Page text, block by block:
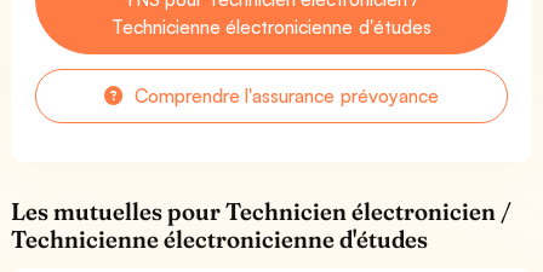
Technicienne électronicienne d'études
Comprendre l'assurance prévoyance
Les mutuelles pour Technicien électronicien /
Technicienne électronicienne d'études